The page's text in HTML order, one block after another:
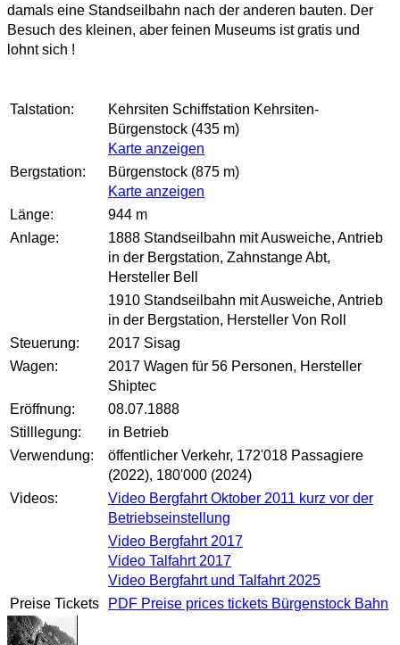
damals eine Standseilbahn nach der anderen bauten. Der
Besuch des kleinen, aber feinen Museums ist gratis und
lohnt sich !
Talstation:
Kehrsiten Schiffstation Kehrsiten-
Bürgenstock (435 m)
Karte anzeigen
Bergstation:
Bürgenstock (875 m)
Karte anzeigen
Länge:
944 m
Anlage:
1888 Standseilbahn mit Ausweiche, Antrieb
in der Bergstation, Zahnstange Abt,
Hersteller Bell
1910 Standseilbahn mit Ausweiche, Antrieb
in der Bergstation, Hersteller Von Roll
Steuerung:
2017 Sisag
Wagen:
2017 Wagen für 56 Personen, Hersteller
Shiptec
Eröffnung:
08.07.1888
Stilllegung:
in Betrieb
Verwendung:
öffentlicher Verkehr, 172'018 Passagiere
(2022), 180'000 (2024)
Videos:
Video Bergfahrt Oktober 2011 kurz vor der
Betriebseinstellung
Video Bergfahrt 2017
Video Talfahrt 2017
Video Bergfahrt und Talfahrt 2025
Preise Tickets
PDF Preise prices tickets Bürgenstock Bahn